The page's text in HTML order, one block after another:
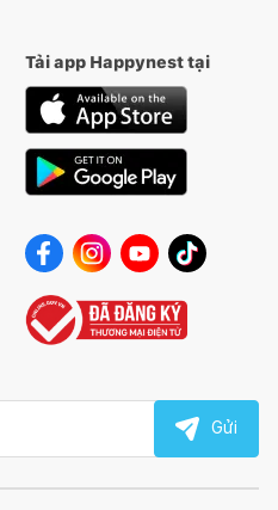
Tải app Happynest tại
Gửi